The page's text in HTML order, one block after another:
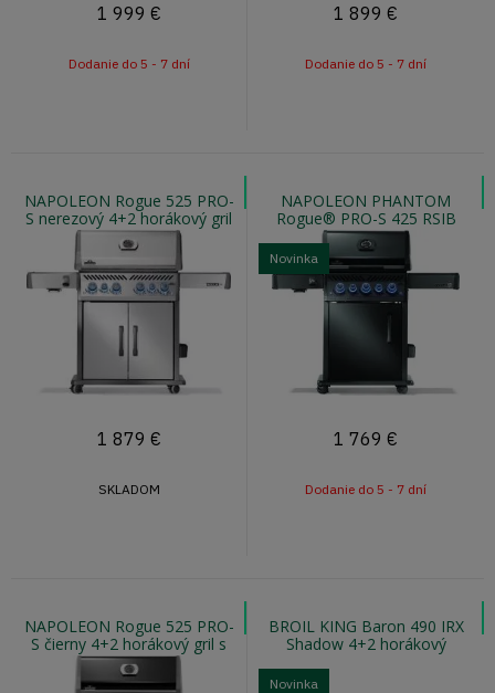
1 999 €
Dodanie do 5 - 7 dní
1 899 €
Dodanie do 5 - 7 dní
NAPOLEON Rogue 525 PRO-
S nerezový 4+2 horákový gril
s otočným ražňom a infra
varičom
1 879 €
SKLADOM
NAPOLEON PHANTOM
Rogue® PRO-S 425 RSIB
matný 3+2 horákový plynový
gril s infra horákom
Novinka
1 769 €
Dodanie do 5 - 7 dní
NAPOLEON Rogue 525 PRO-
S čierny 4+2 horákový gril s
otočným ražňom a infra
horákom
BROIL KING Baron 490 IRX
Shadow 4+2 horákový
plynový gril pellet ready
Novinka